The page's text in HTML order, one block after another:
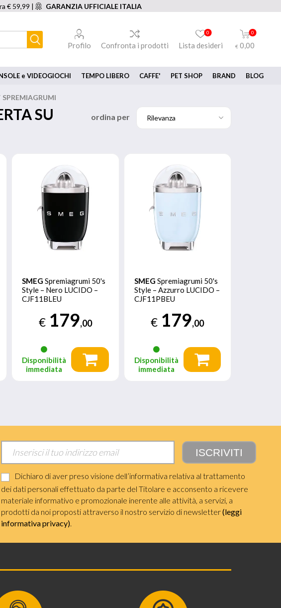
€ 59,99 | GARANZIA UFFICIALE ITALIA
Profilo Confronta i prodotti Lista desideri
0 0
€ 0,00
e VIDEOGIOCHI TEMPO LIBERO CAFFE' PET SHOP BRAND BLOG
SPREMIAGRUMI
SU
ordina per
SMEG Spremiagrumi 50's
Style – Nero LUCIDO –
CJF11BLEU
€ 179,00
Disponibilità
immediata
SMEG Spremiagrumi 50's
Style – Azzurro LUCIDO –
CJF11PBEU
€ 179,00
Disponibilità
immediata
Dichiaro di aver preso visione dell’informativa relativa al trattamento
dei dati personali effettuato da parte del Titolare e acconsento a ricevere
materiale informativo e promozionale inerente alle attività, a servizi, a
prodotti da noi proposti attraverso il nostro servizio di newsletter(leggi
informativa privacy).